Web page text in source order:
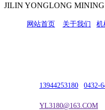
JILIN YONGLONG
网站首页 关于我们 机
13944253180 0432-
YL3180@163.COM